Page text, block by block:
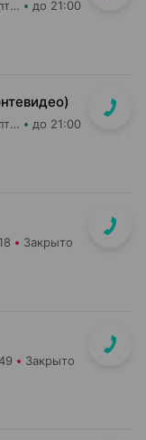
Добрыя леки Аптека групп Центр ООО Аптека №35 до 21:00
Добрыя леки Аптека групп Центр ООО Аптека №106 до 21:00
Закрыто
Закрыто